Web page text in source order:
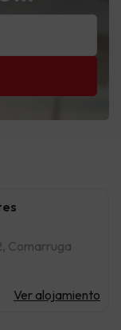
Comarruga
Ver alojamiento